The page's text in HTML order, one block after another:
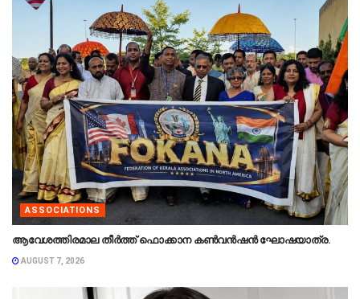
ASSOCIATIONS
ആവേശത്തിരമാല തീർത്ത് ഫൊക്കാന കൺവൻഷൻ ഘോഷയാത്ര.
AUGUST 7, 2026